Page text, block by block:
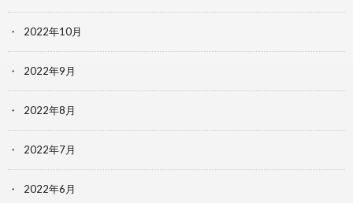
2022年10月
2022年9月
2022年8月
2022年7月
2022年6月